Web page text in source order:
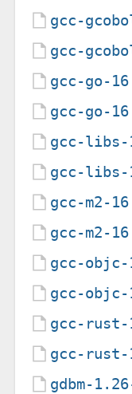
gcc-
gcc-
gcc-go-
gcc-go-
gcc-libs-
gcc-libs-
gcc-m2-
gcc-m2-
gcc-objc-
gcc-objc-
gcc-rust-
gcc-rust-
gdbm-